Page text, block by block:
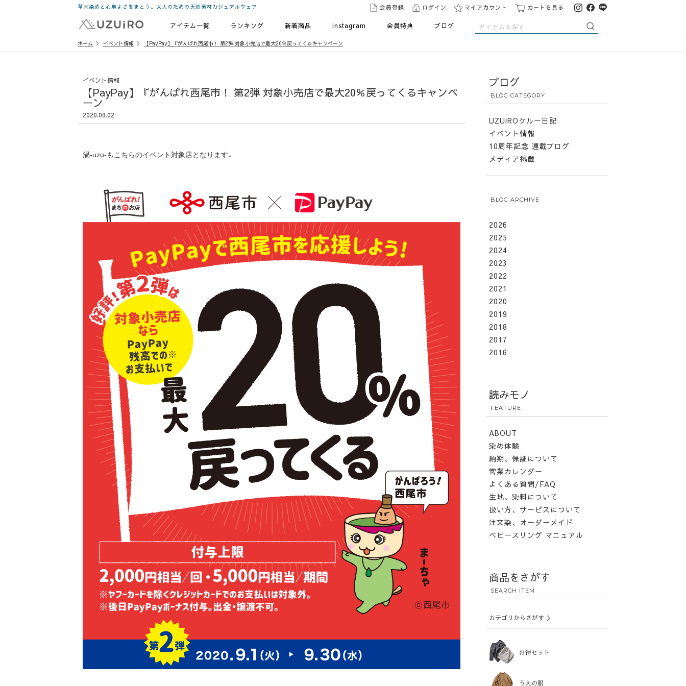
草木染めと心地よさをまとう。大人のための天然素材カジュアルウェア 会員登録 ログイン マイアカウント カートを見る
アイテム一覧 ランキング 新着商品 Instagram 会員特典 ブログ
ホーム イベント情報 【PayPay】『がんばれ西尾市！ 第2弾 対象小売店で最大20％戻ってくるキャンペーン
イベント情報
【PayPay】『がんばれ西尾市！ 第2弾 対象小売店で最大20％戻ってくるキャンペ
ーン
2020.09.02
渦-uzu-もこちらのイベント対象店となります↓
ブログ
BLOG CATEGORY
UZUiROクルー日記
イベント情報
10周年記念 連載ブログ
メディア掲載
BLOG ARCHIVE
2026
2025
2024
2023
2022
2021
2020
2019
2018
2017
2016
読みモノ
FEATURE
ABOUT
染め体験
納期、保証について
営業カレンダー
よくある質問/FAQ
生地、染料について
扱い方、サービスについて
注文染、オーダーメイド
ベビースリング マニュアル
商品をさがす
SEARCH ITEM
カテゴリからさがす ＞
お得セット
うえの服